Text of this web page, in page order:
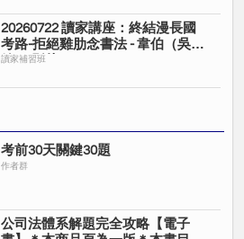
20260722 讀家講座：終結漫長國
考路-拒絕雞肋念書法 - 韋伯（吳宗
翰）(影片)
讀家補習班
考前30天關鍵30題
作者群
公司法體系解題完全攻略【電子